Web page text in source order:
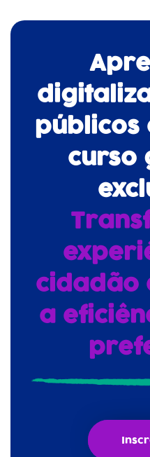
públicos
curso
cidadão
a